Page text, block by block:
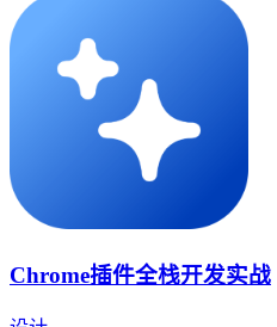
Chrome插件全栈开发实战